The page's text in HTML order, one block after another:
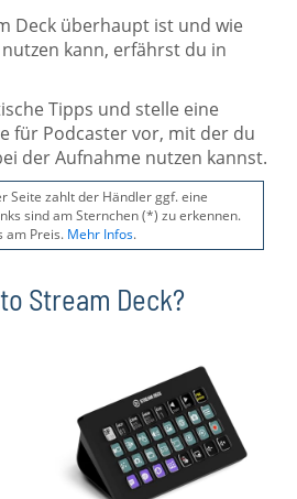
Deck überhaupt ist und wie
kann, erfährst du in
Tipps und stelle eine
für Podcaster vor, mit der du
der Aufnahme nutzen kannst.
Seite zahlt der Händler ggf. eine
sind am Sternchen (*) zu erkennen.
am Preis. Mehr Infos.
Stream Deck?